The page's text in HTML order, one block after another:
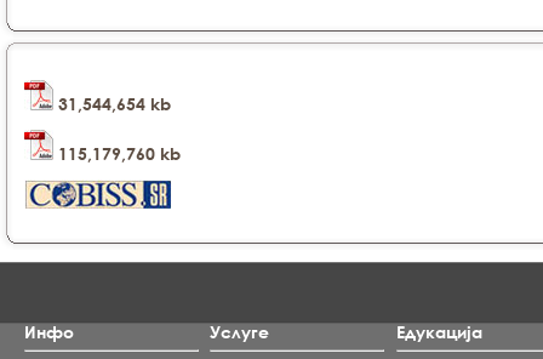
31,544,654 kb
115,179,760 kb
Инфо
Услуге
Едукација